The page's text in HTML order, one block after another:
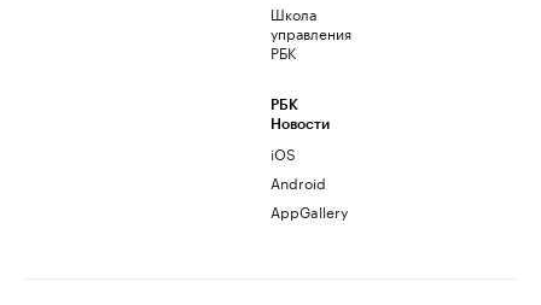
Школа
управления
РБК
РБК
Новости
iOS
Android
AppGallery